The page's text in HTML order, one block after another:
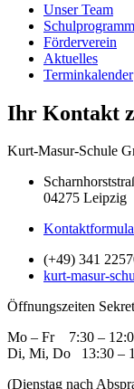
Unser Team
Schulprogramm
Förderverein
Aktuelles
Terminkalender
Ihr Kontakt
Kurt-Masur-Schule
04275 Leipzig
(+49) 341
kurt-masur-
Öffnungszeiten
Mo – Fr 7:30 –
Di, Mi, Do 13:30 –
(Dienstag nach